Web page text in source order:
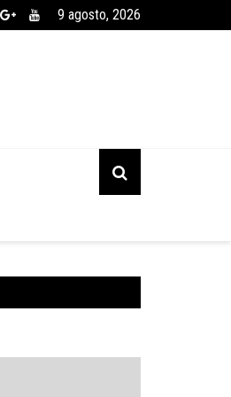
9 agosto, 2026